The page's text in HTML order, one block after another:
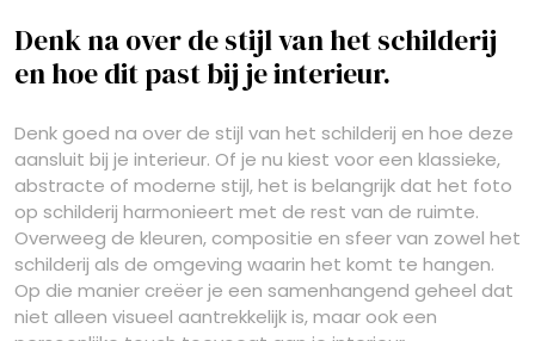
Denk na over de stijl van het schilderij
en hoe dit past bij je interieur.
Denk goed na over de stijl van het schilderij en hoe deze
aansluit bij je interieur. Of je nu kiest voor een klassieke,
abstracte of moderne stijl, het is belangrijk dat het foto
op schilderij harmonieert met de rest van de ruimte.
Overweeg de kleuren, compositie en sfeer van zowel het
schilderij als de omgeving waarin het komt te hangen.
Op die manier creëer je een samenhangend geheel dat
niet alleen visueel aantrekkelijk is, maar ook een